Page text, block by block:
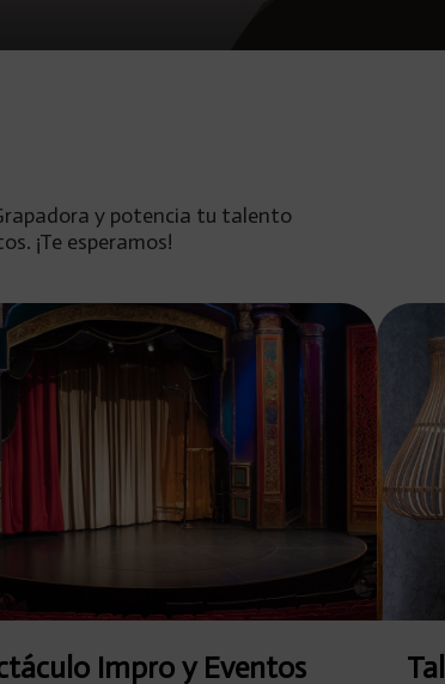
y potencia tu talento
¡Te esperamos!
Impro y Eventos